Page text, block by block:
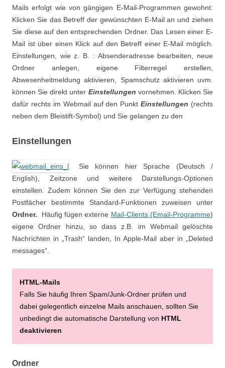
Mails erfolgt wie von gängigen E-Mail-Programmen gewohnt:
Klicken Sie das Betreff der gewünschten E-Mail an und ziehen
Sie diese auf den entsprechenden Ordner. Das Lesen einer E-
Mail ist über einen Klick auf den Betreff einer E-Mail möglich.
Einstellungen, wie z. B. : Absenderadresse bearbeiten, neue
Ordner anlegen, eigene Filterregel erstellen,
Abwesenheitmeldung aktivieren, Spamschutz aktivieren uvm.
können Sie direkt unter Einstellungen vornehmen. Klicken Sie
dafür rechts im Webmail auf den PunktEinstellungen (rechts
neben dem Bleistift-Symbol) und Sie gelangen zu den
Einstellungen
Sie können hier Sprache (Deutsch /
English), Zeitzone und weitere Darstellungs-Optionen
einstellen. Zudem können Sie den zur Verfügung stehenden
Postfächer bestimmte Standard-Funktionen zuweisen unter
Ordner. Häufig fügen externe Mail-Clients (Email-Programme)
eigene Ordner hinzu, so dass z.B. im Webmail gelöschte
Nachrichten in „Trash“ landen, In Apple-Mail aber in „Deleted
messages“.
HTML-Mails
Falls Sie häufig Ihren Spam/Junk-Ordner prüfen und
dabei gelegentlich einzelne Mails anschauen, sollten Sie
unbedingt die automatische Darstellung von HTML
deaktivieren
Ordner